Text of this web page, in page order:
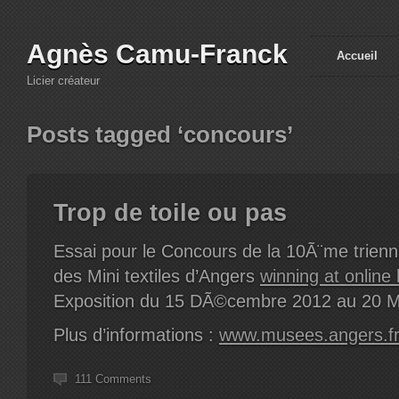
Agnès Camu-Franck
Licier créateur
Accueil
Posts tagged ‘concours’
Trop de toile ou pas
Essai pour le Concours de la 10Ã¨me
des Mini textiles d’Angers winning at online
Exposition du 15 DÃ©cembre 2012 au 20
Plus d’informations : www.musees.angers.fr
111 Comments